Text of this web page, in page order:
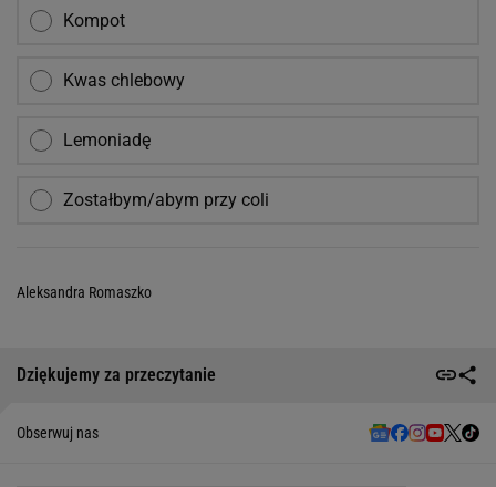
Kompot
Kwas chlebowy
Lemoniadę
Zostałbym/abym przy coli
Aleksandra Romaszko
Dziękujemy za przeczytanie
Obserwuj nas